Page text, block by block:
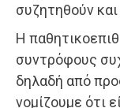
συζητηθούν και
Η
συντρόφους
δηλαδή από
νομίζουμε ότι